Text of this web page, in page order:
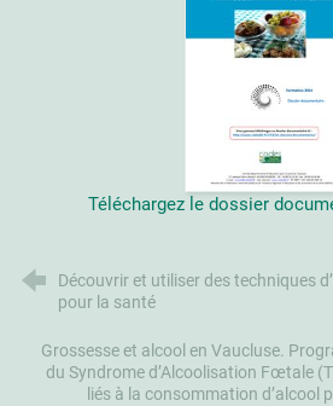
Téléchargez le dossier
Découvrir et utiliser des techniques
pour la santé
Grossesse et alcool en Vaucluse.
du Syndrome d’Alcoolisation Fœtale
liés à la consommation d’alcool